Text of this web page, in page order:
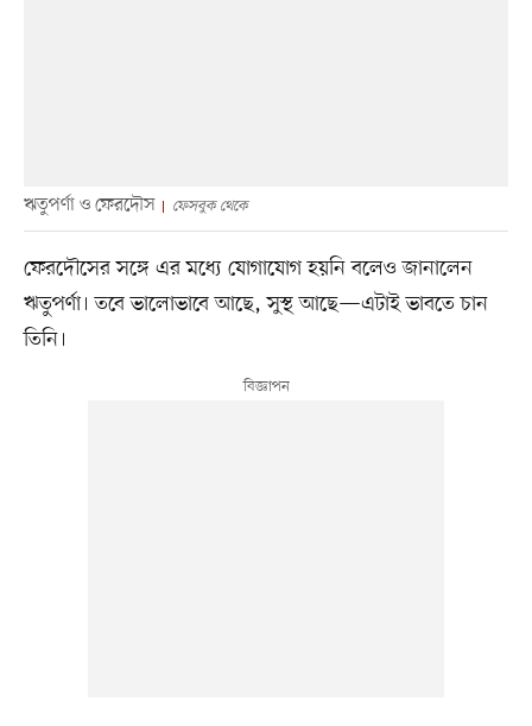
ঋতুপর্ণা ও ফেরদৌস ফেসবুক থেকে
ফেরদৌসের সঙ্গে এর মধ্যে যোগাযোগ হয়নি বলেও জানালেন
ঋতুপর্ণা। তবে ভালোভাবে আছে, সুস্থ আছে—এটাই ভাবতে চান
তিনি।